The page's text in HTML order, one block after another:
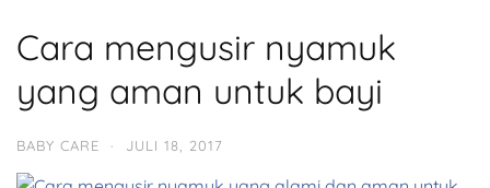
Cara mengusir nyamuk
yang aman untuk bayi
BABY CARE · JULI 18, 2017